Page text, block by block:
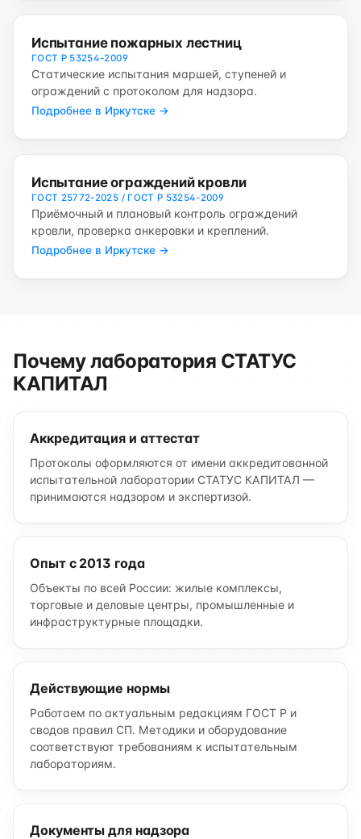
Испытание пожарных лестниц
ГОСТ Р 53254-2009
Статические испытания маршей, ступеней и
ограждений с протоколом для надзора.
Подробнее в Иркутске →
Испытание ограждений кровли
ГОСТ 25772-2025 / ГОСТ Р 53254-2009
Приёмочный и плановый контроль ограждений
кровли, проверка анкеровки и креплений.
Подробнее в Иркутске →
Почему лаборатория СТАТУС
КАПИТАЛ
Аккредитация и аттестат
Протоколы оформляются от имени аккредитованной
испытательной лаборатории СТАТУС КАПИТАЛ —
принимаются надзором и экспертизой.
Опыт с 2013 года
Объекты по всей России: жилые комплексы,
торговые и деловые центры, промышленные и
инфраструктурные площадки.
Действующие нормы
Работаем по актуальным редакциям ГОСТ Р и
сводов правил СП. Методики и оборудование
соответствуют требованиям к испытательным
лабораториям.
Документы для надзора